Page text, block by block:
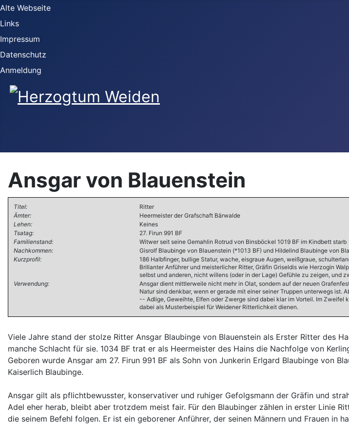
Alte Webseite
Links
Impressum
Datenschutz
Anmeldung
Ansgar von Blauenstein
Titel:
Ritter
Ämter:
Heermeister der Grafschaft Bärwalde
Lehen:
Keines
Tsatag:
27. Firun 991 BF
Familienstand:
Witwer seit seine Gemahlin Rotrud von Binsböckel 1019 BF im Kindbett starb
Nachkommen:
Gisrolf Blaubinge von Blauenstein (*1013 BF) und Hildelind Blaubinge von
Kurzprofil:
186 Halbfinger, bullige Statur, wache, eisgraue Augen, weißgraue,
Brillanter Anführer und meisterlicher Ritter, Gräfin Griseldis wie Herzogin
selbst und anderen, nicht willens (oder in der Lage) Gefühle zu zeigen, und
Verwendung:
Ansgar dient mittlerweile nicht mehr in Olat, sondern auf der neuen
Natur sind denkbar, wenn er gerade mit einer seiner Truppen unterwegs ist.
-- Adlige, Geweihte, Elfen oder Zwerge sind dabei klar im Vorteil. Im
dabei als Musterbeispiel für Weidener Ritterlichkeit dienen.
Viele Jahre stand der stolze Ritter Ansgar Blaubinge von Blauenstein als Erster Ritter des
manche Schlacht für sie. 1034 BF trat er als Heermeister des Hains die Nachfolge von
Geboren wurde Ansgar am 27. Firun 991 BF als Sohn von Junkerin Erlgard Blaubinge von
Kaiserlich Blaubinge.
Ansgar gilt als pflichtbewusster, konservativer und ruhiger Gefolgsmann der Gräfin und
Adel eher herab, bleibt aber trotzdem meist fair. Für den Blaubinger zählen in erster Linie
die seinem Befehl folgen. Er ist ein geborener Anführer, der seinen Männern und Frauen in